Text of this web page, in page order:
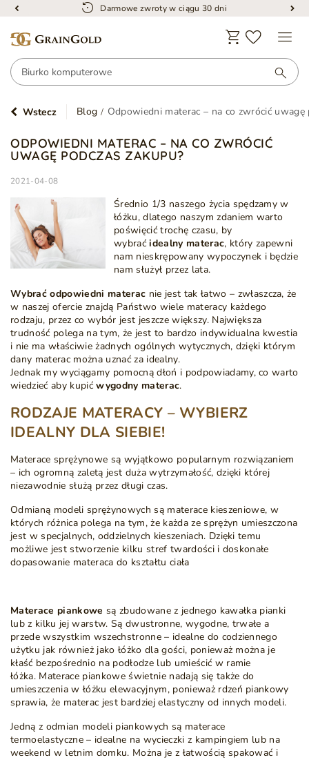
24-miesięczna gwarancja
Wstecz Blog Odpowiedni materac – na co zwrócić uwagę
ODPOWIEDNI MATERAC – NA CO ZWRÓCIĆ
UWAGĘ PODCZAS ZAKUPU?
2021-04-08
Średnio 1/3 naszego życia spędzamy w
łóżku, dlatego naszym zdaniem warto
poświęcić trochę czasu, by
wybrać idealny materac, który zapewni
nam nieskrępowany wypoczynek i będzie
nam służył przez lata.
Wybrać odpowiedni materac nie jest tak łatwo – zwłaszcza, że
w naszej ofercie znajdą Państwo wiele materacy każdego
rodzaju, przez co wybór jest jeszcze większy. Największa
trudność polega na tym, że jest to bardzo indywidualna kwestia
i nie ma właściwie żadnych ogólnych wytycznych, dzięki którym
dany materac można uznać za idealny.
Jednak my wyciągamy pomocną dłoń i podpowiadamy, co warto
wiedzieć aby kupić wygodny materac.
RODZAJE MATERACY – WYBIERZ
IDEALNY DLA SIEBIE!
Materace sprężynowe są wyjątkowo popularnym rozwiązaniem
– ich ogromną zaletą jest duża wytrzymałość, dzięki której
niezawodnie służą przez długi czas.
Odmianą modeli sprężynowych są materace kieszeniowe, w
których różnica polega na tym, że każda ze sprężyn umieszczona
jest w specjalnych, oddzielnych kieszeniach. Dzięki temu
możliwe jest stworzenie kilku stref twardości i doskonałe
dopasowanie materaca do kształtu ciała
Materace piankowe są zbudowane z jednego kawałka pianki
lub z kilku jej warstw. Są dwustronne, wygodne, trwałe a
przede wszystkim wszechstronne – idealne do codziennego
użytku jak również jako łóżko dla gości, ponieważ można je
kłaść bezpośrednio na podłodze lub umieścić w ramie
łóżka. Materace piankowe świetnie nadają się także do
umieszczenia w łóżku elewacyjnym, ponieważ rdzeń piankowy
sprawia, że materac jest bardziej elastyczny od innych modeli.
Jedną z odmian modeli piankowych są materace
termoelastyczne – idealne na wycieczki z kampingiem lub na
weekend w letnim domku. Można je z łatwością spakować i